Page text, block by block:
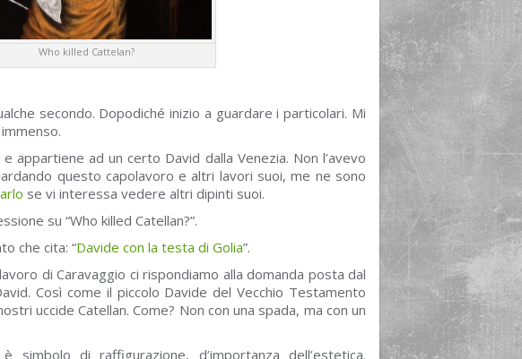
Who killed Cattelan?
secondo. Dopodiché inizio a guardare i particolari. Mi
appartiene ad un certo David dalla Venezia. Non l’avevo
questo capolavoro e altri lavori suoi, me ne sono
se vi interessa vedere altri dipinti suoi.
su “Who killed Catellan?”.
che cita: “Davide con la testa di Golia”.
di Caravaggio ci rispondiamo alla domanda posta dal
Così come il piccolo Davide del Vecchio Testamento
uccide Catellan. Come? Non con una spada, ma con un
simbolo di raffigurazione, d’importanza dell’estetica.